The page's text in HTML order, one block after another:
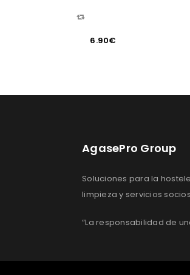
COMPARAR
6.90€
AgasePro Group
Soluciones para la
limpieza y servicios
“La responsabilidad de